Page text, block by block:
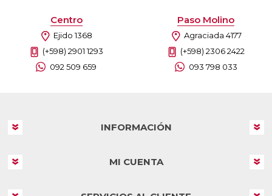
Centro
Ejido 1368
(+598) 2901 1293
092 509 659
Paso Molino
Agraciada 4177
(+598) 2306 2422
093 798 033
INFORMACIÓN
MI CUENTA